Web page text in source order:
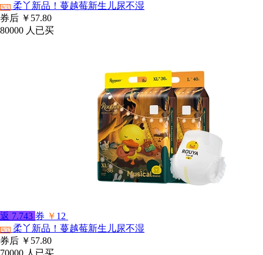
淘宝 柔丫新品！蔓越莓新生儿尿不湿
券后 ￥57.80
80000 人已买
返 7.743 券 ￥ 12
淘宝 柔丫新品！蔓越莓新生儿尿不湿
券后 ￥57.80
70000 人已买